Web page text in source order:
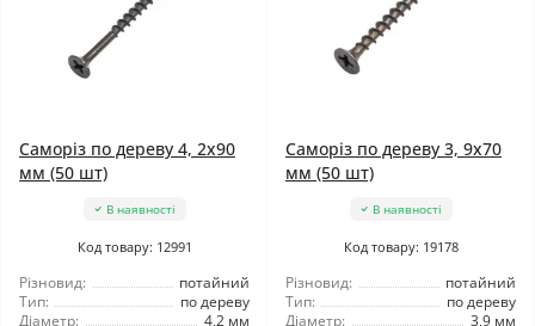
Саморіз по дереву 4, 2x90
мм (50 шт)
В наявності
Код товару: 12991
Різновид:
потайний
Тип:
по дереву
Діаметр:
4,2 мм
Саморіз по дереву 3, 9x70
мм (50 шт)
В наявності
Код товару: 19178
Різновид:
потайний
Тип:
по дереву
Діаметр:
3,9 мм